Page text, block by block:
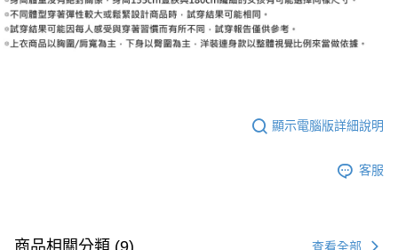
顯示電腦版詳細說明
客服
查看全部